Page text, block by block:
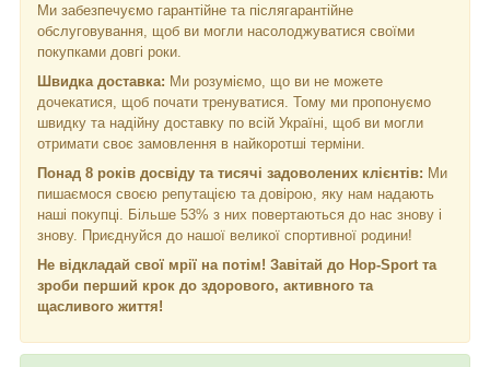
Ми забезпечуємо гарантійне та післягарантійне
обслуговування, щоб ви могли насолоджуватися своїми
покупками довгі роки.
Швидка доставка: Ми розуміємо, що ви не можете
дочекатися, щоб почати тренуватися. Тому ми пропонуємо
швидку та надійну доставку по всій Україні, щоб ви могли
отримати своє замовлення в найкоротші терміни.
Понад 8 років досвіду та тисячі задоволених клієнтів: Ми
пишаємося своєю репутацією та довірою, яку нам надають
наші покупці. Більше 53% з них повертаються до нас знову і
знову. Приєднуйся до нашої великої спортивної родини!
Не відкладай свої мрії на потім! Завітай до Hop-Sport та
зроби перший крок до здорового, активного та
щасливого життя!